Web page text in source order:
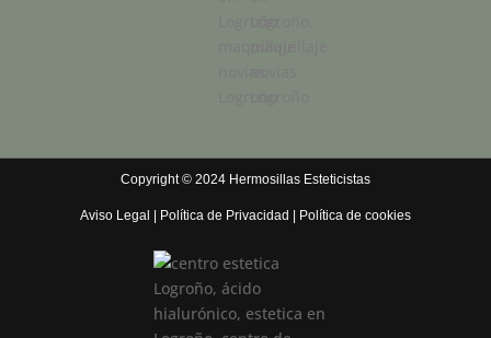
Copyright © 2024 Hermosillas Esteticistas
Aviso Legal Política de Privacidad Política de cookies